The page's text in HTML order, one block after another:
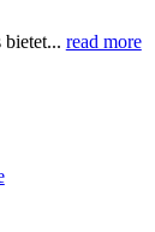
read more